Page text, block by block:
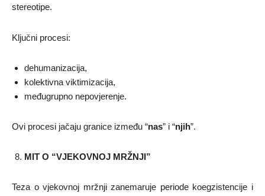
stereotipe.
Ključni procesi:
dehumanizacija,
kolektivna viktimizacija,
međugrupno nepovjerenje.
Ovi procesi jačaju granice između “nas” i “njih”.
MIT O “VJEKOVNOJ MRŽNJI”
Teza o vjekovnoj mržnji zanemaruje periode koegzistencije i